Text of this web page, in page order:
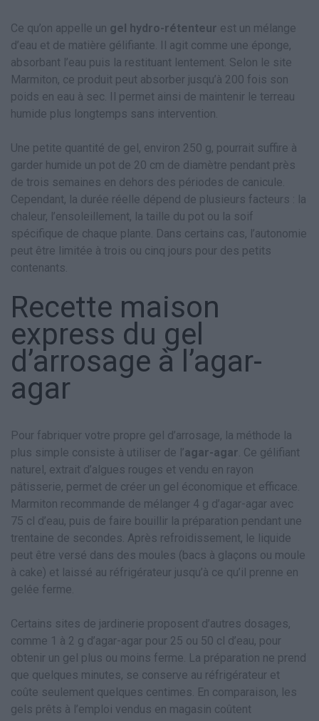
Ce qu’on appelle un gel hydro-rétenteur est un mélange
d’eau et de matière gélifiante. Il agit comme une éponge,
absorbant l’eau puis la restituant lentement. Selon le site
Marmiton, ce produit peut absorber jusqu’à 200 fois son
poids en eau à sec. Il permet ainsi de maintenir le terreau
humide plus longtemps sans intervention.
Une petite quantité de gel, environ 250 g, pourrait suffire à
garder humide un pot de 20 cm de diamètre pendant près
de trois semaines en dehors des périodes de canicule.
Cependant, la durée réelle dépend de plusieurs facteurs : la
chaleur, l’ensoleillement, la taille du pot ou la soif
spécifique de chaque plante. Dans certains cas, l’autonomie
peut être limitée à trois ou cinq jours pour des petits
contenants.
Recette maison
express du gel
d’arrosage à l’agar-
agar
Pour fabriquer votre propre gel d’arrosage, la méthode la
plus simple consiste à utiliser de l’agar-agar. Ce gélifiant
naturel, extrait d’algues rouges et vendu en rayon
pâtisserie, permet de créer un gel économique et efficace.
Marmiton recommande de mélanger 4 g d’agar-agar avec
75 cl d’eau, puis de faire bouillir la préparation pendant une
trentaine de secondes. Après refroidissement, le liquide
peut être versé dans des moules (bacs à glaçons ou moule
à cake) et laissé au réfrigérateur jusqu’à ce qu’il prenne en
gelée ferme.
Certains sites de jardinerie proposent d’autres dosages,
comme 1 à 2 g d’agar-agar pour 25 ou 50 cl d’eau, pour
obtenir un gel plus ou moins ferme. La préparation ne prend
que quelques minutes, se conserve au réfrigérateur et
coûte seulement quelques centimes. En comparaison, les
gels prêts à l’emploi vendus en magasin coûtent